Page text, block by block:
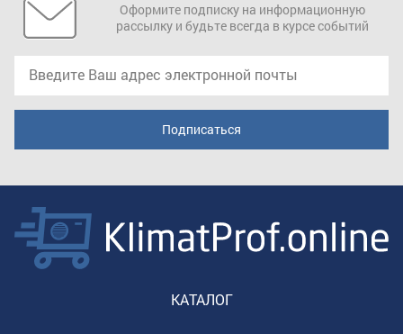
Оформите подписку на информационную
рассылку и будьте всегда в курсе событий
КАТАЛОГ